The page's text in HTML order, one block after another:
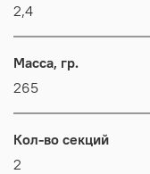
2,4
Масса, гр.
265
Кол-во секций
2